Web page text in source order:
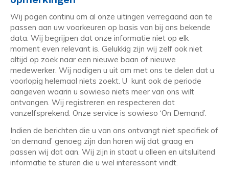
Wij pogen continu om al onze uitingen verregaand aan te
passen aan uw voorkeuren op basis van bij ons bekende
data. Wij begrijpen dat onze informatie niet op elk
moment even relevant is. Gelukkig zijn wij zelf ook niet
altijd op zoek naar een nieuwe baan of nieuwe
medewerker. Wij nodigen u uit om met ons te delen dat u
voorlopig helemaal niets zoekt. U kunt ook de periode
aangeven waarin u sowieso niets meer van ons wilt
ontvangen. Wij registreren en respecteren dat
vanzelfsprekend. Onze service is sowieso ‘On Demand’.
Indien de berichten die u van ons ontvangt niet specifiek of
‘on demand’ genoeg zijn dan horen wij dat graag en
passen wij dat aan. Wij zijn in staat u alleen en uitsluitend
informatie te sturen die u wel interessant vindt.